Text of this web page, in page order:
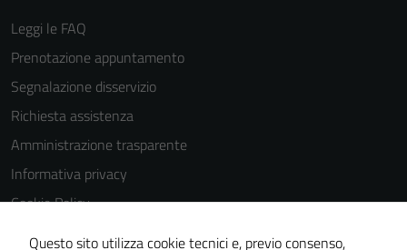
Leggi le FAQ
Prenotazione appuntamento
Segnalazione disservizio
Richiesta assistenza
Amministrazione trasparente
Informativa privacy
Cookie Policy
Note legali
Questo sito utilizza cookie tecnici e, previo consenso,